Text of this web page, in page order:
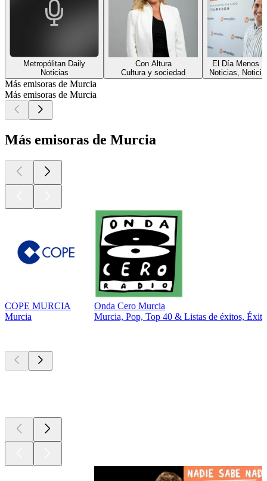
Metropólitan Daily
Noticias
Con Altura
Cultura y sociedad
El Día Menos
Noticias,
Más emisoras de Murcia
Más emisoras de Murcia
Más emisoras de Murcia
COPE MURCIA
Murcia
Onda Cero Murcia
Murcia, Pop, Top 40 & Listas de éxitos,